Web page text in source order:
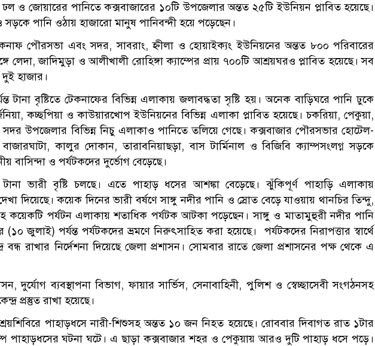
ঢল ও জোয়ারের পানিতে কক্সবাজারের ১০টি উপজেলার অন্তত ২৫টি ইউনিয়ন প্লাবিত হয়েছে।
পানি ওঠায় হাজারো মানুষ পানিবন্দী হয়ে পড়েছেন।
পৌরসভা এবং সদর, সাবরাং, হ্নীলা ও হোয়াইক্যং ইউনিয়নের অন্তত ৮০০ পরিবারের
লেদা, জাদিমুড়া ও আলীখালী রোহিঙ্গা ক্যাম্পের প্রায় ৭০০টি আশ্রয়ঘরও প্লাবিত হয়েছে। সব
দুই হাজার।
টানা বৃষ্টিতে টেকনাফের বিভিন্ন এলাকায় জলাবদ্ধতা সৃষ্টি হয়। অনেক বাড়িঘরে পানি ঢুকে
কচ্ছপিয়া ও কাউয়ারখোপ ইউনিয়নের বিভিন্ন এলাকা প্লাবিত হয়েছে। চকরিয়া, পেকুয়া,
উপজেলার বিভিন্ন নিচু এলাকাও পানিতে তলিয়ে গেছে। কক্সবাজার পৌরসভার হোটেল-
কালুর দোকান, তারাবনিয়াছড়া, বাস টার্মিনাল ও বিজিবি ক্যাম্পসংলগ্ন সড়কে
বাসিন্দা ও পর্যটকদের দুর্ভোগ বেড়েছে।
ভারী বৃষ্টি চলছে। এতে পাহাড় ধসের আশঙ্কা বেড়েছে। ঝুঁকিপূর্ণ পাহাড়ি এলাকায়
দিয়েছে। কয়েক দিনের ভারী বর্ষণে সাঙ্গু নদীর পানি ও স্রোত বেড়ে যাওয়ায় থানচির তিন্দু,
কয়েকটি পর্যটন এলাকায় শতাধিক পর্যটক আটকা পড়েছেন। সাঙ্গু ও মাতামুহুরী নদীর পানি
(১০ জুলাই) পর্যন্ত পর্যটকদের ভ্রমণে নিরুৎসাহিত করা হয়েছে। পর্যটকদের নিরাপত্তার স্বার্থে
রাখার নির্দেশনা দিয়েছে জেলা প্রশাসন। সোমবার রাতে জেলা প্রশাসনের পক্ষ থেকে এ
দুর্যোগ ব্যবস্থাপনা বিভাগ, ফায়ার সার্ভিস, সেনাবাহিনী, পুলিশ ও স্বেচ্ছাসেবী সংগঠনসহ
প্রস্তুত রাখা হয়েছে।
পাহাড়ধসে নারী-শিশুসহ অন্তত ১০ জন নিহত হয়েছে। রোববার দিবাগত রাত ১টার
পাহাড়ধসের ঘটনা ঘটে। এ ছাড়া কক্সবাজার শহর ও পেকুয়ায় আরও দুটি পাহাড় ধসে পড়ে।